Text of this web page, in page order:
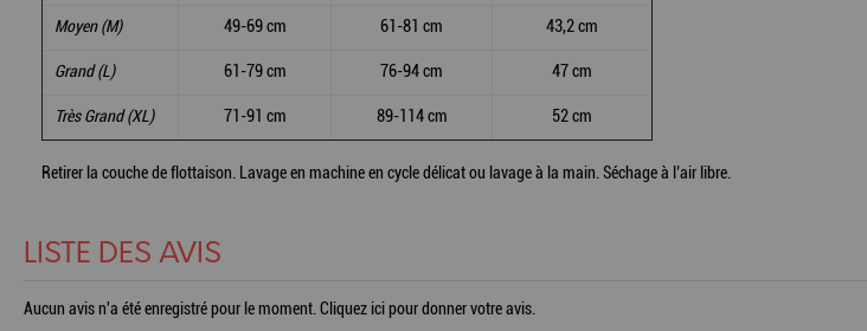
Moyen (M) 49-69 cm 61-81 cm 43,2 cm
Grand (L) 61-79 cm 76-94 cm 47 cm
Très Grand (XL) 71-91 cm 89-114 cm 52 cm
Retirer la couche de flottaison. Lavage en machine en cycle délicat ou lavage à la main. Séchage à l’air libre.
LISTE DES AVIS
Aucun avis n'a été enregistré pour le moment. Cliquez ici pour donner votre avis.